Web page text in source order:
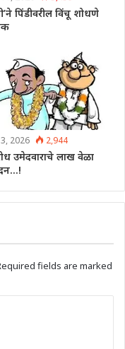
पिंडीवरील विंचू शोधणे
2026 2,944
उमेदवाराचे लाख वेळा
fields are marked